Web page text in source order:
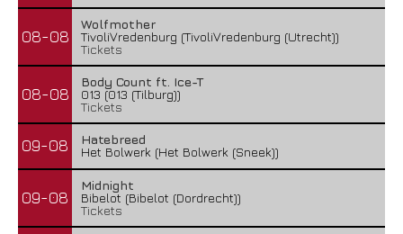
08-08
Wolfmother
TivoliVredenburg (TivoliVredenburg (Utrecht))
Tickets
08-08
Body Count ft. Ice-T
013 (013 (Tilburg))
Tickets
09-08
Hatebreed
Het Bolwerk (Het Bolwerk (Sneek))
09-08
Midnight
Bibelot (Bibelot (Dordrecht))
Tickets